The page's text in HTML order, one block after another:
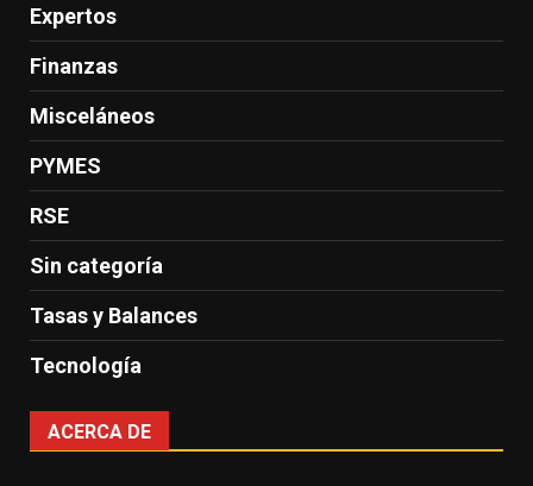
Expertos
Finanzas
Misceláneos
PYMES
RSE
Sin categoría
Tasas y Balances
Tecnología
ACERCA DE